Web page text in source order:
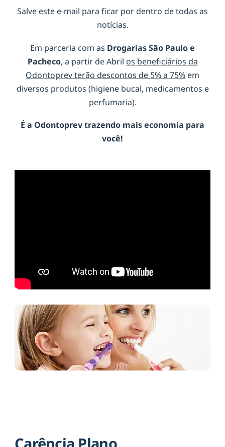
Salve este e-mail para ficar por dentro de todas as
notícias.
Em parceria com as Drogarias São Paulo e
Pacheco, a partir de Abril os beneficiários da
Odontoprev terão descontos de 5% a 75% em
diversos produtos (higiene bucal, medicamentos e
perfumaria).
É a Odontoprevtrazendo mais economia para
você!
Carência Plano